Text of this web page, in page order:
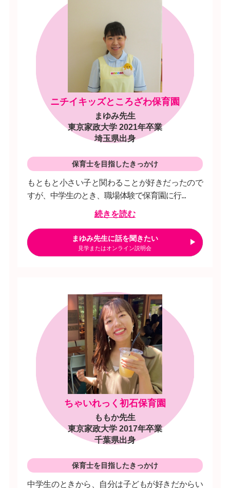
ニチイキッズところざわ保育園
まゆみ先生
東京家政大学 2021年卒業
埼玉県出身
保育士を目指したきっかけ
もともと小さい子と関わることが好きだったので
すが、中学生のとき、職場体験で保育園に行...
続きを読む
まゆみ先生に話を聞きたい
見学またはオンライン説明会
ちゃいれっく初石保育園
ももか先生
東京家政大学 2017年卒業
千葉県出身
保育士を目指したきっかけ
中学生のときから、自分は子どもが好きだからい